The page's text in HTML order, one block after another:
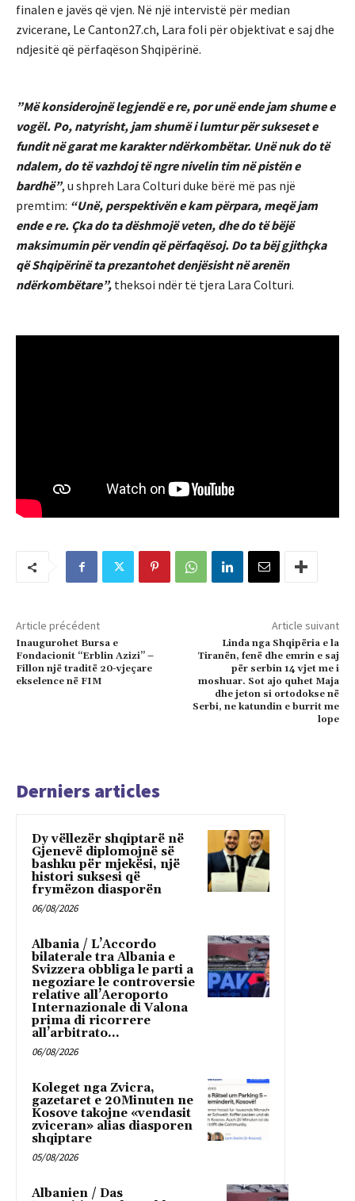
finalen e javës që vjen. Në një intervistë për median
zvicerane, Le Canton27.ch, Lara foli për objektivat e saj dhe
ndjesitë që përfaqëson Shqipërinë.
”Më konsiderojnë legjendë e re, por unë ende jam shume e
vogël. Po, natyrisht, jam shumë i lumtur për sukseset e
fundit në garat me karakter ndërkombëtar. Unë nuk do të
ndalem, do të vazhdoj të ngre nivelin tim në pistën e
bardhë”, u shpreh Lara Colturi duke bërë më pas një
premtim: “Unë, perspektivën e kam përpara, meqë jam
ende e re. Çka do ta dëshmojë veten, dhe do të bëjë
maksimumin për vendin që përfaqësoj. Do ta bëj gjithçka
që Shqipërinë ta prezantohet denjësisht në arenën
ndërkombëtare”, theksoi ndër të tjera Lara Colturi.
Article précédent
Inaugurohet Bursa e
Fondacionit “Erblin Azizi” –
Fillon një traditë 20-vjeçare
ekselence në FIM
Article suivant
Linda nga Shqipëria e la
Tiranën, fenë dhe emrin e saj
për serbin 14 vjet me i
moshuar. Sot ajo quhet Maja
dhe jeton si ortodokse në
Serbi, ne katundin e burrit me
lope
Derniers articles
Dy vëllezër shqiptarë në
Gjenevë diplomojnë së
bashku për mjekësi, një
histori suksesi që
frymëzon diasporën
06/08/2026
Albania / L’Accordo
bilaterale tra Albania e
Svizzera obbliga le parti a
negoziare le controversie
relative all’Aeroporto
Internazionale di Valona
prima di ricorrere
all’arbitrato...
06/08/2026
Koleget nga Zvicra,
gazetaret e 20Minuten ne
Kosove takojne «vendasit
zviceran» alias diasporen
shqiptare
05/08/2026
Albanien / Das